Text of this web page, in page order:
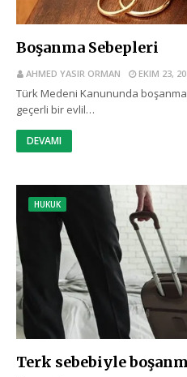
Boşanma Sebepleri
AHMED YASIR ORMAN EKIM 23,
Türk Medeni Kanununda
geçerli bir evlil…
DEVAMI
HUKUK
Terk sebebiyle